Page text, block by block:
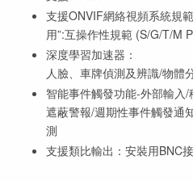
支援ONVIF網絡視頻系統規
用”:互操作性規範 (S/G/T/M
深度學習加速器：
人臉、車牌偵測及辨識/物體
智能事件觸發功能-外部輸入
遮蔽警報/週期性事件觸發通
測
支援類比輸出：安裝用BNC